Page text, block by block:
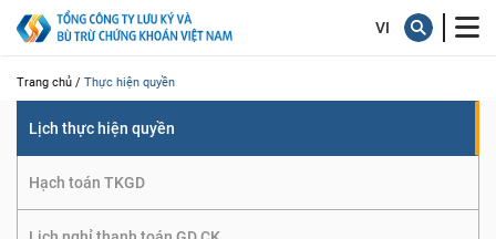
Trang chủ / Thực hiện quyền
Lịch thực hiện quyền
Hạch toán TKGD